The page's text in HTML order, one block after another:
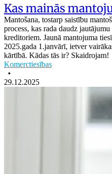
Kas mainās
Mantošana, tostarp saistību
process, kas rada daudz
kreditoriem. Jaunā mantojuma
2025.gada 1.janvārī, ietver
kārtībā. Kādas tās ir? Skaidrojam!
Komerctiesības
•
29.12.2025